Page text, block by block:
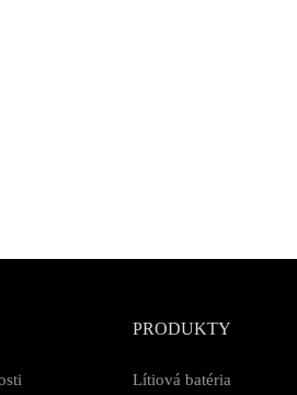
PRODUKTY
Lítiová batéria